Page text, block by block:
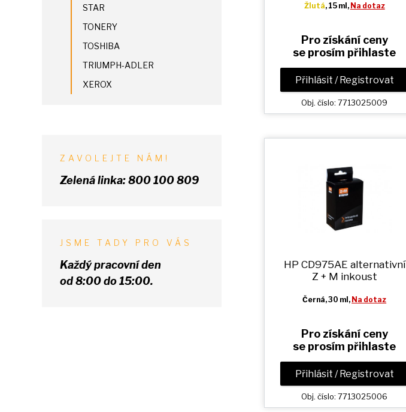
Žlutá, 15 ml, Na dotaz
Pro získání ceny
se prosím přihlaste
Přihlásit / Registrovat
Obj. číslo: 7713025009
HP CD975AE alternativní
Z + M inkoust
Černá, 30 ml, Na dotaz
Pro získání ceny
se prosím přihlaste
Přihlásit / Registrovat
Obj. číslo: 7713025006
STAR
TONERY
TOSHIBA
TRIUMPH-ADLER
XEROX
ZAVOLEJTE NÁM!
Zelená linka:800 100 809
JSME TADY PRO VÁS
Každý pracovní den
od 8:00 do 15:00.